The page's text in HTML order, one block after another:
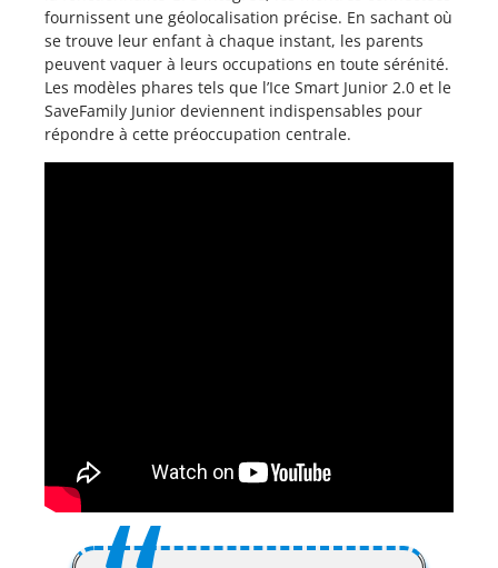
fournissent une géolocalisation précise. En sachant où
se trouve leur enfant à chaque instant, les parents
peuvent vaquer à leurs occupations en toute sérénité.
Les modèles phares tels que l’Ice Smart Junior 2.0 et le
SaveFamily Junior deviennent indispensables pour
répondre à cette préoccupation centrale.